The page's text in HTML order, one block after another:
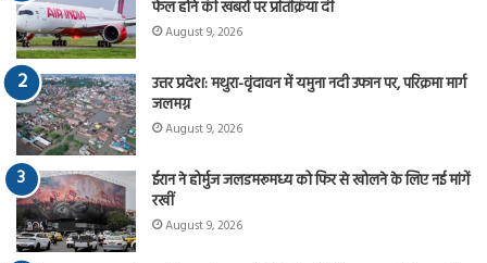
फेल होने की खबरों पर प्रतिक्रिया दी
August 9, 2026
उत्तर प्रदेश: मथुरा-वृंदावन में यमुना नदी उफान पर, परिक्रमा मार्ग
जलमग्न
August 9, 2026
ईरान ने होर्मुज जलडमरूमध्य को फिर से खोलने के लिए नई मांगें
रखीं
August 9, 2026